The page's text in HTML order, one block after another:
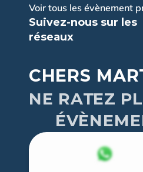
Voir tous les évènement
Suivez-nous sur les
réseaux
CHERS
NE RATEZ